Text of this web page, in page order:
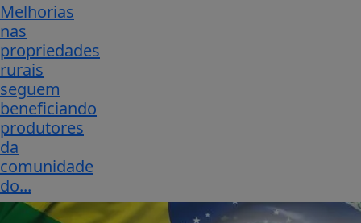
Melhorias
nas
propriedades
rurais
seguem
beneficiando
produtores
da
comunidade
do...